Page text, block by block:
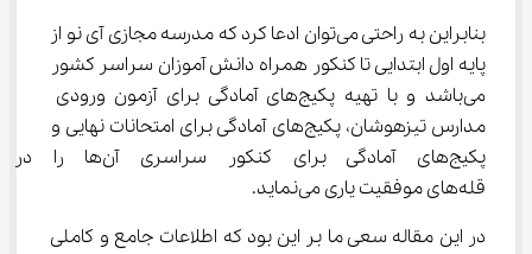
بنابراین به راحتی می‌توان ادعا کرد که مدرسه مجازی آی نو از
پایه اول ابتدایی تا کنکور همراه دانش آموزان سراسر کشور
می‌باشد و با تهیه پکیج‌های آمادگی برای آزمون ورودی
مدارس تیزهوشان، پکیج‌های آمادگی برای امتحانات نهایی و
پکیج‌های آمادگی برای کنکور
قله‌های موفقیت یاری می‌نماید.
در این مقاله سعی ما بر این بود که اطلاعات جامع و کاملی